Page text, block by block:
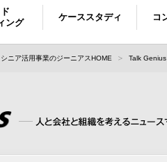
ング
ケーススタディ コ
ニア活用事業のジーニアスHOME Talk Genius